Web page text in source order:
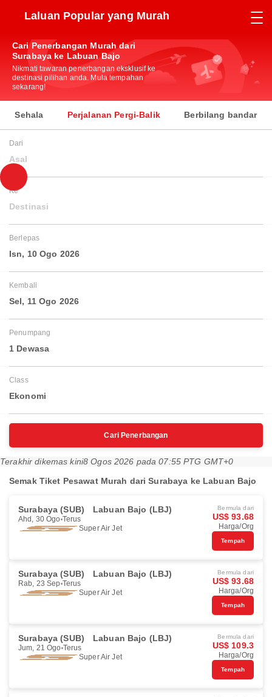
Laluan Popular yang Murah
Cari Penerbangan Murah dari
Surabaya ke Labuan Bajo
Nikmati tawaran penerbangan eksklusif ke
destinasi pilihan anda. Mula tempahan
sekarang!
Sehala Perjalanan Pergi-Balik Berbilang bandar
Dari
Asal
Ke
Destinasi
Berlepas
Isn, 10 Ogo 2026
Kembali
Sel, 11 Ogo 2026
Penumpang
1 Dewasa
Class
Ekonomi
Cari Penerbangan
Terakhir dikemas kini8 Ogos 2026 pada 07:55 PTG GMT+0
Semak Tiket Pesawat Murah dari Surabaya ke Labuan Bajo
Surabaya (SUB) Labuan Bajo (LBJ)
Ahd, 30 Ogo Terus
Super Air Jet
Bermula dari
US$ 93.68
Harga/Org
Tempah
Surabaya (SUB) Labuan Bajo (LBJ)
Rab, 23 Sep Terus
Super Air Jet
Bermula dari
US$ 93.68
Harga/Org
Tempah
Surabaya (SUB) Labuan Bajo (LBJ)
Jum, 21 Ogo Terus
Super Air Jet
Bermula dari
US$ 109.3
Harga/Org
Tempah